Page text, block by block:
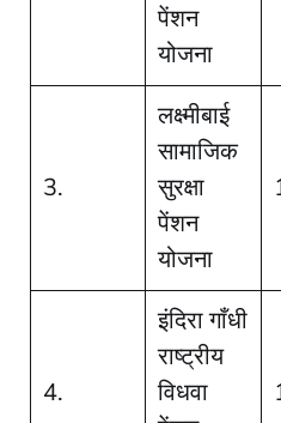
पेंशन
योजना
3.
लक्ष्मीबाई
सामाजिक
सुरक्षा
पेंशन
योजना
4.
इंदिरा गाँधी
राष्ट्रीय
विधवा